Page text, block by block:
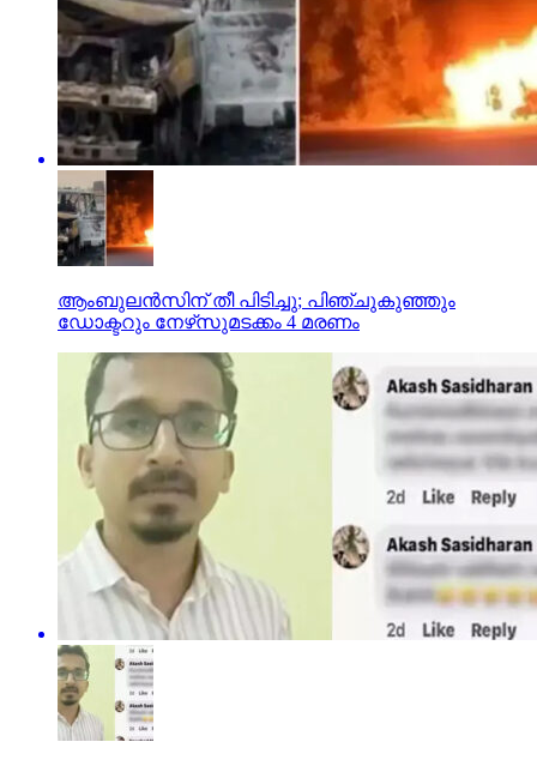
ആംബുലന്‍സിന് തീ പിടിച്ചു; പിഞ്ചുകുഞ്ഞും
ഡോക്ടറും നേഴ്‌സുമടക്കം 4 മരണം